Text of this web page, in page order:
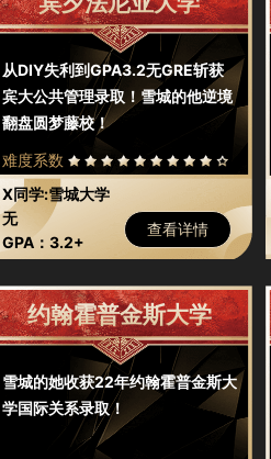
从DIY失利到GPA3.2无GRE斩获
宾大公共管理录取！雪城的他逆境
翻盘圆梦藤校！
难度系数
X同学:雪城大学
无
GPA：3.2+
查看详情
约翰霍普金斯大学
雪城的她收获22年约翰霍普金斯大
学国际关系录取！